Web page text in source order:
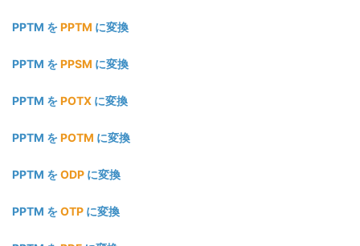
PPTM をPPTM に変換
PPTM をPPSM に変換
PPTM をPOTX に変換
PPTM をPOTM に変換
PPTM をODP に変換
PPTM をOTP に変換